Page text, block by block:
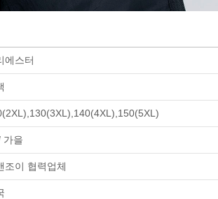
에스터
가을
조이 협력업체